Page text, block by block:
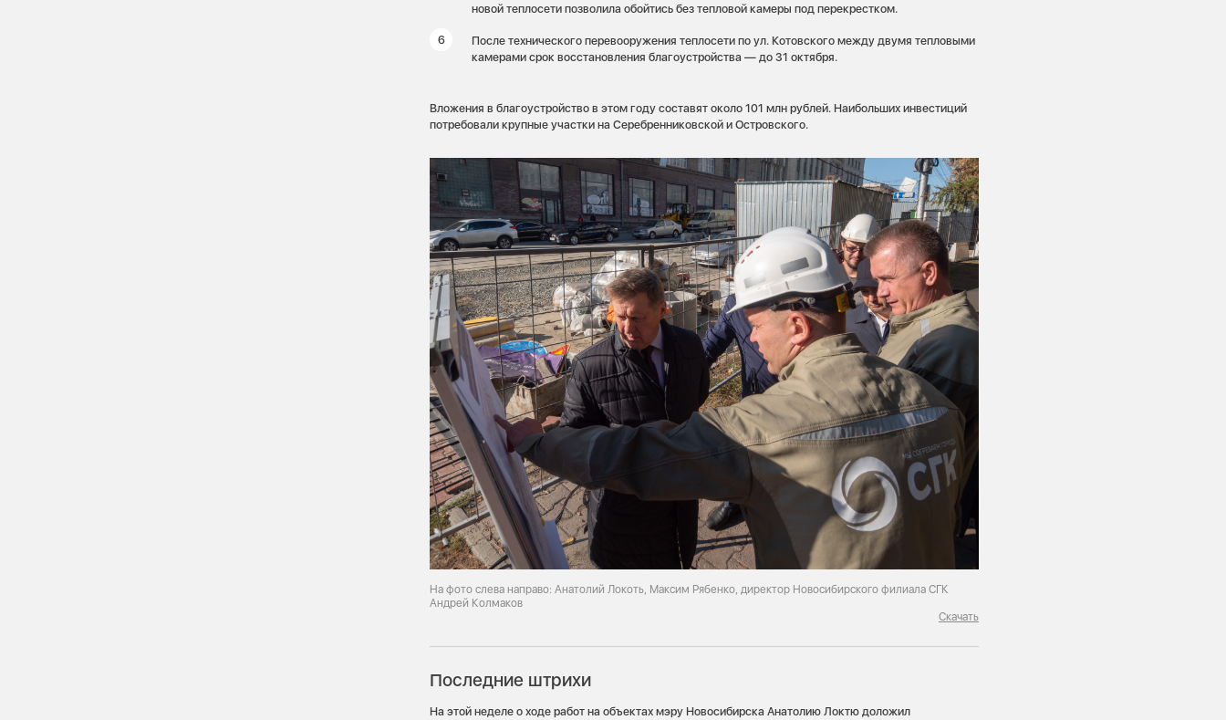
новой теплосети позволила обойтись без тепловой камеры под перекрестком.
После технического перевооружения теплосети по ул. Котовского между двумя тепловыми
камерами срок восстановления благоустройства — до 31 октября.
Вложения в благоустройство в этом году составят около 101 млн рублей. Наибольших инвестиций
потребовали крупные участки на Серебренниковской и Островского.
На фото слева направо: Анатолий Локоть, Максим Рябенко, директор Новосибирского филиала СГК
Андрей Колмаков
Скачать
Последние штрихи
На этой неделе о ходе работ на объектах мэру Новосибирска Анатолию Локтю доложил